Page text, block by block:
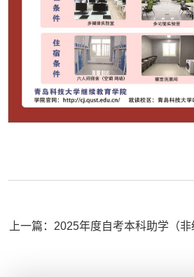
上一篇：2025年度自考本科助学（